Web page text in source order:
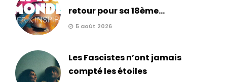
retour pour sa 18ème...
5 août 2026
Les Fascistes n’ont jamais
compté les étoiles